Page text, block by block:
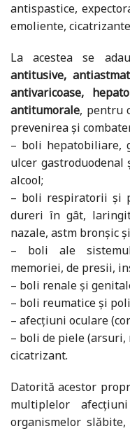
antispastice,
emoliente,
La acestea se
antitusive,
antivaricoase,
antitumorale, pentru
prevenirea şi
– boli hepatobiliare,
ulcer
alcool;
– boli respiratorii şi
dureri în gât,
nazale, astm bronşic
– boli ale
memoriei, de presii,
– boli renale şi
– boli reumatice şi
– afecţiuni oculare
– boli de piele (arsuri,
cicatrizant.
Datorită acestor
multiplelor
organismelor